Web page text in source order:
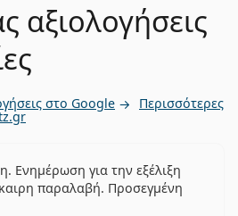
αξιολογήσεις
στο Google Περισσότερες
Ενημέρωση για την εξέλιξη
παραλαβή. Προσεγμένη